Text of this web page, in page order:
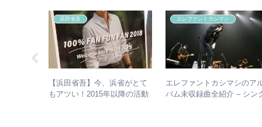
浜田省吾
【浜田省吾】今、浜省がとて
もアツい！2015年以降の活動
エレファントカシマシ
エレファントカシマシのア
バム未収録曲全紹介 – シン